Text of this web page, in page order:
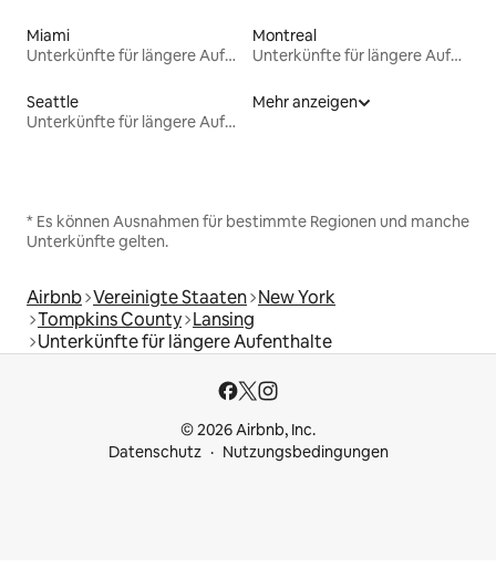
Miami
Unterkünfte für längere Aufenthalte
Montreal
Unterkünfte für längere Aufenthalte
Seattle
Unterkünfte für längere Aufenthalte
Mehr anzeigen
* Es können Ausnahmen für bestimmte Regionen und manche
Unterkünfte gelten.
Airbnb Vereinigte Staaten New York
Tompkins County Lansing
Unterkünfte für längere Aufenthalte
© 2026 Airbnb, Inc.
Datenschutz
Nutzungsbedingungen